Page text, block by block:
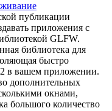
публикации
приложения с
GLFW.
библиотека для
быстро
в вашем приложении.
дополнительных
окнами,
большого количество